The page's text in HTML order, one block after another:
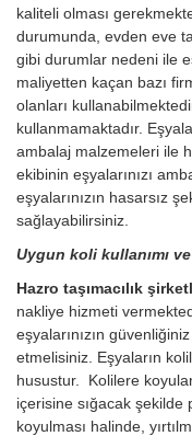
kaliteli olması
durumunda, evden eve
gibi durumlar nedeni ile
maliyetten kaçan bazı
olanları
kullanmamaktadır.
ambalaj malzemeleri ile
ekibinin eşyalarınızı
eşyalarınızın hasarsız
sağlayabilirsiniz.
Uygun koli kullanımı ve
Hazro taşımacılık
nakliye hizmeti
eşyalarınızın
etmelisiniz. Eşyaların
husustur. Kolilere
içerisine sığacak
koyulması halinde,